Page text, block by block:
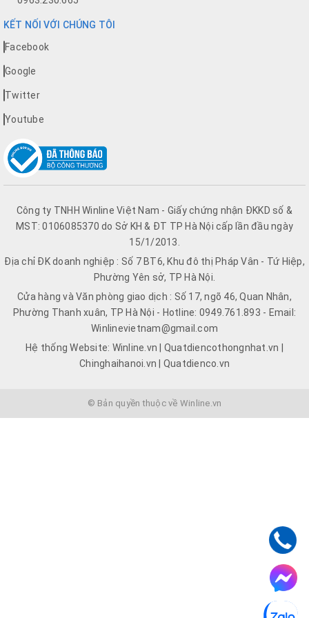
KẾT NỐI VỚI CHÚNG TÔI
Facebook
Google
Twitter
Youtube
Công ty TNHH Winline Việt Nam - Giấy chứng nhận ĐKKD số &
MST: 0106085370 do Sở KH & ĐT TP Hà Nội cấp lần đầu ngày
15/1/2013.
Địa chỉ ĐK doanh nghiệp : Số 7 BT6, Khu đô thị Pháp Vân - Tứ Hiệp,
Phường Yên sở, TP Hà Nội.
Cửa hàng và Văn phòng giao dịch : Số 17, ngõ 46, Quan Nhân,
Phường Thanh xuân, TP Hà Nội - Hotline: 0949.761.893 - Email:
Winlinevietnam@gmail.com
Hệ thống Website: Winline.vn | Quatdiencothongnhat.vn |
Chinghaihanoi.vn | Quatdienco.vn
© Bản quyền thuộc về Winline.vn